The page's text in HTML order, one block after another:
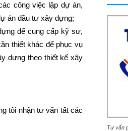
công việc lập dự án,
án đầu tư xây dựng;
để cung cấp kỹ sư,
thiết khác để phục vụ
dựng theo thiết kế xây
tôi nhận tư vấn tất các
Tư vấn